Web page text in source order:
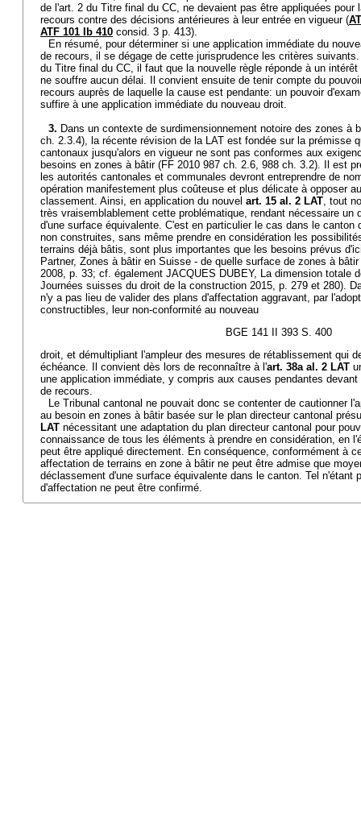
de l'art. 2 du Titre final du CC, ne devaient pas être appliquées pour
recours contre des décisions antérieures à leur entrée en vigueur (
ATF 101 Ib 410 consid. 3 p. 413).
En résumé, pour déterminer si une application immédiate du
de recours, il se dégage de cette jurisprudence les critères
du Titre final du CC, il faut que la nouvelle règle réponde à un
ne souffre aucun délai. Il convient ensuite de tenir compte du
recours auprès de laquelle la cause est pendante: un pouvoir
suffire à une application immédiate du nouveau droit.
3. Dans un contexte de surdimensionnement notoire des zones à
ch. 2.3.4), la récente révision de la LAT est fondée sur la prémisse
cantonaux jusqu'alors en vigueur ne sont pas conformes aux
besoins en zones à bâtir (FF 2010 987 ch. 2.6, 988 ch. 3.2). Il est
les autorités cantonales et communales devront entreprendre de
opération manifestement plus coûteuse et plus délicate à opposer
classement. Ainsi, en application du nouvel art. 15 al. 2 LAT , tout
très vraisemblablement cette problématique, rendant nécessaire un
d'une surface équivalente. C'est en particulier le cas dans le canton
non construites, sans même prendre en considération les
terrains déjà bâtis, sont plus importantes que les besoins prévus
Partner, Zones à bâtir en Suisse - de quelle surface de zones à
2008, p. 33; cf. également JACQUES DUBEY, La dimension totale
Journées suisses du droit de la construction 2015, p. 279 et 280).
n'y a pas lieu de valider des plans d'affectation aggravant, par
constructibles, leur non-conformité au nouveau
BGE 141 II 393 S. 400
droit, et démultipliant l'ampleur des mesures de rétablissement qui
échéance. Il convient dès lors de reconnaître à l'art. 38a al. 2 LAT
une application immédiate, y compris aux causes pendantes
de recours.
Le Tribunal cantonal ne pouvait donc se contenter de cautionner
au besoin en zones à bâtir basée sur le plan directeur cantonal
LAT nécessitant une adaptation du plan directeur cantonal pour
connaissance de tous les éléments à prendre en considération, en
peut être appliqué directement. En conséquence, conformément à
affectation de terrains en zone à bâtir ne peut être admise que
déclassement d'une surface équivalente dans le canton. Tel n'étant
d'affectation ne peut être confirmé.